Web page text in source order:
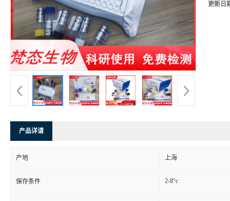
更新日
产品详请
产地 上海
保存条件 2-8°c